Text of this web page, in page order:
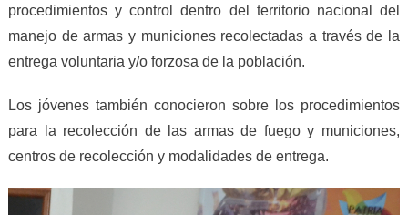
procedimientos y control dentro del territorio nacional del
manejo de armas y municiones recolectadas a través de la
entrega voluntaria y/o forzosa de la población.
Los jóvenes también conocieron sobre los procedimientos
para la recolección de las armas de fuego y municiones,
centros de recolección y modalidades de entrega.